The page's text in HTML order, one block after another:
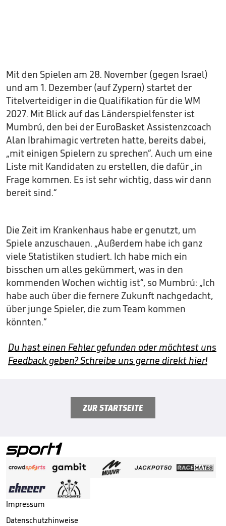
Mit den Spielen am 28. November (gegen Israel)
und am 1. Dezember (auf Zypern) startet der
Titelverteidiger in die Qualifikation für die WM
2027. Mit Blick auf das Länderspielfenster ist
Mumbrú, den bei der EuroBasket Assistenzcoach
Alan Ibrahimagic vertreten hatte, bereits dabei,
„mit einigen Spielern zu sprechen“. Auch um eine
Liste mit Kandidaten zu erstellen, die dafür „in
Frage kommen. Es ist sehr wichtig, dass wir dann
bereit sind.“
Die Zeit im Krankenhaus habe er genutzt, um
Spiele anzuschauen. „Außerdem habe ich ganz
viele Statistiken studiert. Ich habe mich ein
bisschen um alles gekümmert, was in den
kommenden Wochen wichtig ist“, so Mumbrú: „Ich
habe auch über die fernere Zukunft nachgedacht,
über junge Spieler, die zum Team kommen
könnten.“
Du hast einen Fehler gefunden oder möchtest uns
Feedback geben? Schreibe uns gerne direkt hier!
ZUR STARTSEITE
Impressum
Datenschutzhinweise